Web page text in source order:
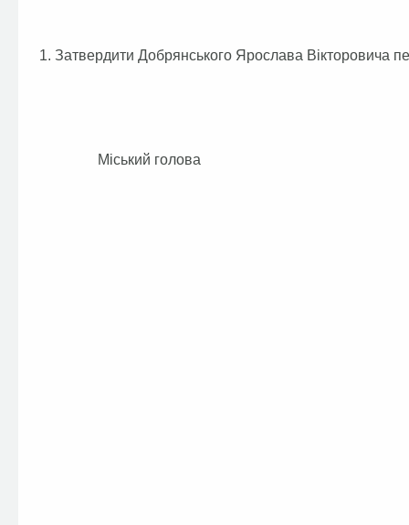
Затвердити Добрянського Ярослава Вікторовича
Міський